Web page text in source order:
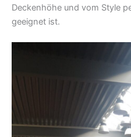
Deckenhöhe und vom Style
geeignet ist.